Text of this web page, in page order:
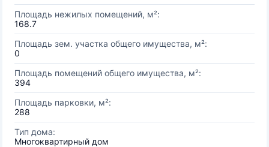
Площадь нежилых помещений, м²:
168.7
Площадь зем. участка общего имущества, м²:
0
Площадь помещений общего имущества, м²:
394
Площадь парковки, м²:
288
Тип дома:
Многоквартирный дом